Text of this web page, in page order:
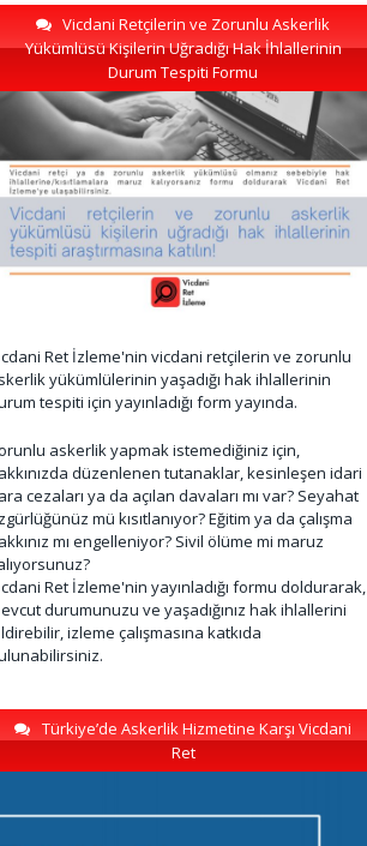
Vicdani Retçilerin ve Zorunlu Askerlik
Yükümlüsü Kişilerin Uğradığı Hak İhlallerinin
Durum Tespiti Formu
Ret İzleme'nin vicdani retçilerin ve zorunlu
yükümlülerinin yaşadığı hak ihlallerinin
tespiti için yayınladığı form yayında.
askerlik yapmak istemediğiniz için,
düzenlenen tutanaklar, kesinleşen idari
cezaları ya da açılan davaları mı var? Seyahat
mü kısıtlanıyor? Eğitim ya da çalışma
mı engelleniyor? Sivil ölüme mi maruz
Ret İzleme'nin yayınladığı formu doldurarak,
durumunuzu ve yaşadığınız hak ihlallerini
izleme çalışmasına katkıda
Türkiye’de Askerlik Hizmetine Karşı Vicdani
Ret